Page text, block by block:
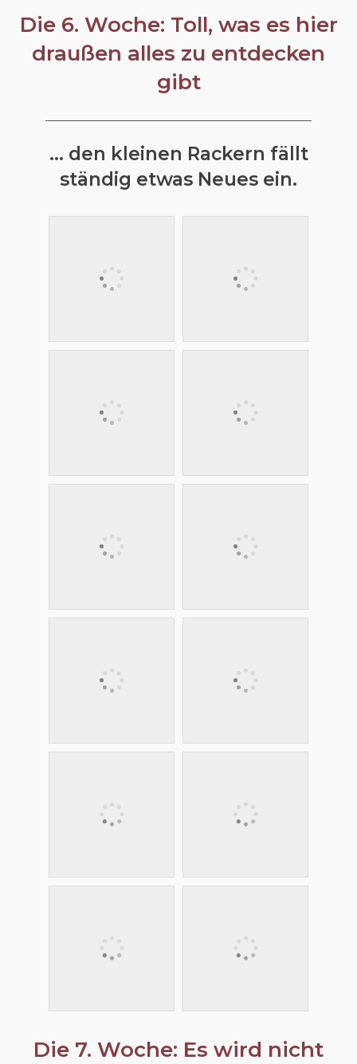
Die 6. Woche: Toll, was es hier
draußen alles zu entdecken
gibt
... den kleinen Rackern fällt
ständig etwas Neues ein.
Die 7. Woche: Es wird nicht